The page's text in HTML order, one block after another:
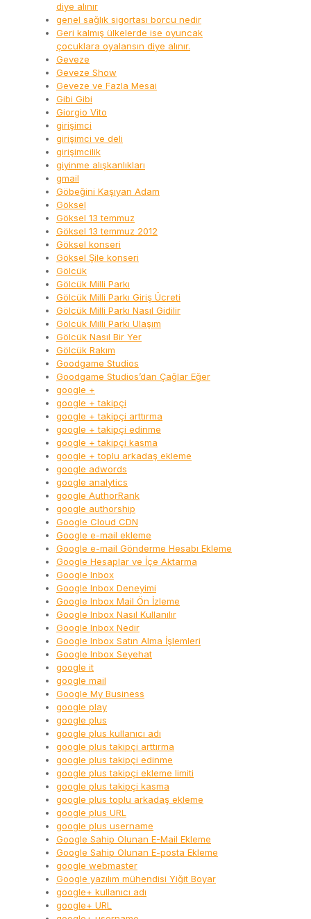
diye alınır
genel sağlık sigortası borcu nedir
Geri kalmış ülkelerde ise oyuncak
çocuklara oyalansın diye alınır.
Geveze
Geveze Show
Geveze ve Fazla Mesai
Gibi Gibi
Giorgio Vito
girişimci
girişimci ve deli
girişimcilik
giyinme alışkanlıkları
gmail
Göbeğini Kaşıyan Adam
Göksel
Göksel 13 temmuz
Göksel 13 temmuz 2012
Göksel konseri
Göksel Şile konseri
Gölcük
Gölcük Milli Parkı
Gölcük Milli Parkı Giriş Ücreti
Gölcük Milli Parkı Nasıl Gidilir
Gölcük Milli Parkı Ulaşım
Gölcük Nasıl Bir Yer
Gölcük Rakım
Goodgame Studios
Goodgame Studios’dan Çağlar Eğer
google +
google + takipçi
google + takipçi arttırma
google + takipçi edinme
google + takipçi kasma
google + toplu arkadaş ekleme
google adwords
google analytics
google AuthorRank
google authorship
Google Cloud CDN
Google e-mail ekleme
Google e-mail Gönderme Hesabı Ekleme
Google Hesaplar ve İçe Aktarma
Google Inbox
Google Inbox Deneyimi
Google Inbox Mail Ön İzleme
Google Inbox Nasıl Kullanılır
Google Inbox Nedir
Google Inbox Satın Alma İşlemleri
Google Inbox Seyehat
google it
google mail
Google My Business
google play
google plus
google plus kullanıcı adı
google plus takipçi arttırma
google plus takipçi edinme
google plus takipçi ekleme limiti
google plus takipçi kasma
google plus toplu arkadaş ekleme
google plus URL
google plus username
Google Sahip Olunan E-Mail Ekleme
Google Sahip Olunan E-posta Ekleme
google webmaster
Google yazılım mühendisi Yiğit Boyar
google+ kullanıcı adı
google+ URL